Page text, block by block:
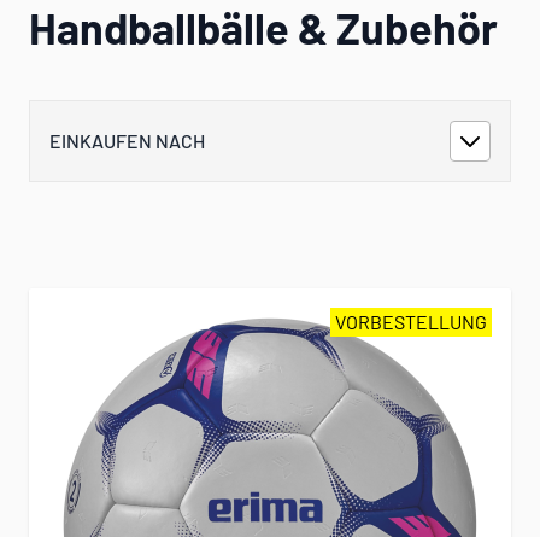
Handballbälle & Zubehör
EINKAUFEN NACH
VORBESTELLUNG